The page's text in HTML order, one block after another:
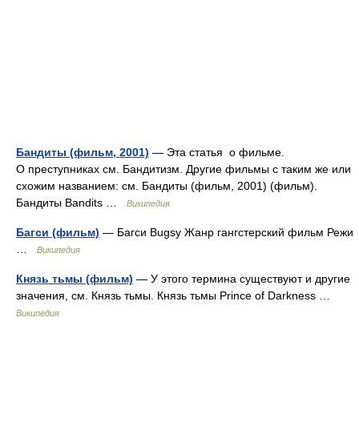
Бандиты (фильм, 2001) — Эта статья о фильме.
О преступниках см. Бандитизм. Другие фильмы с таким же или
схожим названием: см. Бандиты (фильм, 2001) (фильм).
Бандиты Bandits …
Википедия
Багси (фильм) — Багси Bugsy Жанр гангстерский фильм Режи
Википедия
Князь тьмы (фильм) — У этого термина существуют и другие
значения, см. Князь тьмы. Князь тьмы Prince of Darkness …
Википедия